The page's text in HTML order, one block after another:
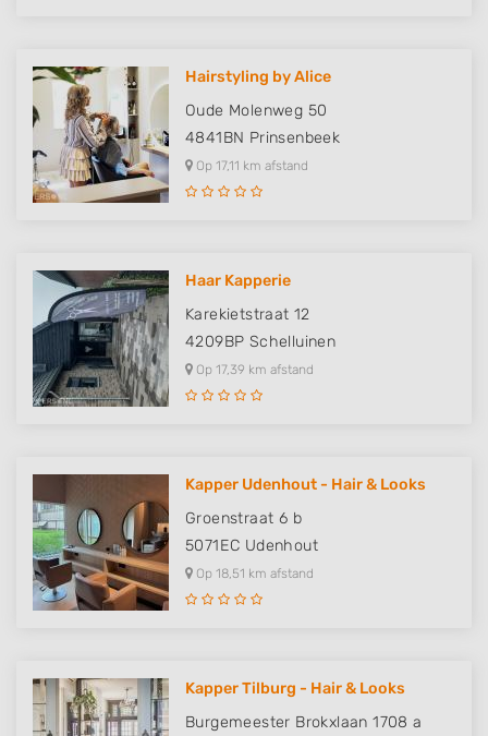
Hairstyling by Alice
Oude Molenweg 50
4841BN Prinsenbeek
Op 17,11 km afstand
Haar Kapperie
Karekietstraat 12
4209BP Schelluinen
Op 17,39 km afstand
Kapper Udenhout - Hair & Looks
Groenstraat 6 b
5071EC Udenhout
Op 18,51 km afstand
Kapper Tilburg - Hair & Looks
Burgemeester Brokxlaan 1708 a